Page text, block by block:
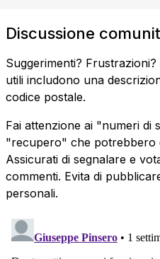
Discussione
Suggerimenti?
utili includono una
codice postale.
Fai attenzione ai "numeri
"recupero" che potrebbero
Assicurati di segnalare e
commenti. Evita di
personali.